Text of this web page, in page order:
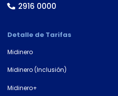
Número de
2916 0000
Detalle de Tarifas
Midinero
Midinero (Inclusión)
Midinero+